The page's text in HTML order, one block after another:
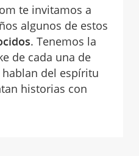
te invitamos a
algunos de estos
. Tenemos la
de cada una de
del espíritu
historias con